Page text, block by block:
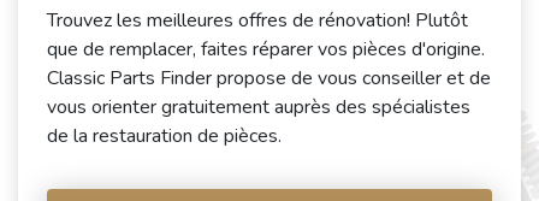
Trouvez les meilleures offres de rénovation! Plutôt
que de remplacer, faites réparer vos pièces d'origine.
Classic Parts Finder propose de vous conseiller et de
vous orienter gratuitement auprès des spécialistes
de la restauration de pièces.